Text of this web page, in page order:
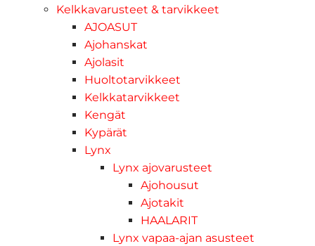
Kelkkavarusteet & tarvikkeet
AJOASUT
Ajohanskat
Ajolasit
Huoltotarvikkeet
Kelkkatarvikkeet
Kengät
Kypärät
Lynx
Lynx ajovarusteet
Ajohousut
Ajotakit
HAALARIT
Lynx vapaa-ajan asusteet